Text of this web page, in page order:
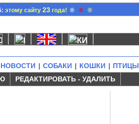
этому сайту23 года! ® ® ®
НОВОСТИ СОБАКИ КОШКИ ПТИЦЫ
РЕДАКТИРОВАТЬ - УДАЛИТЬ